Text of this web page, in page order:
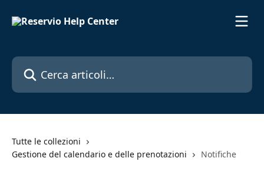
Cerca articoli…
Tutte le collezioni
Gestione del calendario e delle prenotazioni
Notifiche